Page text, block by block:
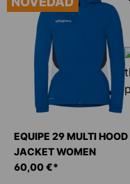
EQUIPE 29 MULTI HOOD
JACKET WOMEN
60,00 €*